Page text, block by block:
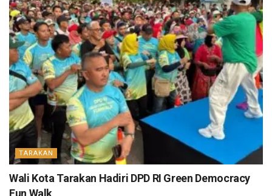
TARAKAN
Wali Kota Tarakan Hadiri DPD RI Green Democracy
Fun Walk